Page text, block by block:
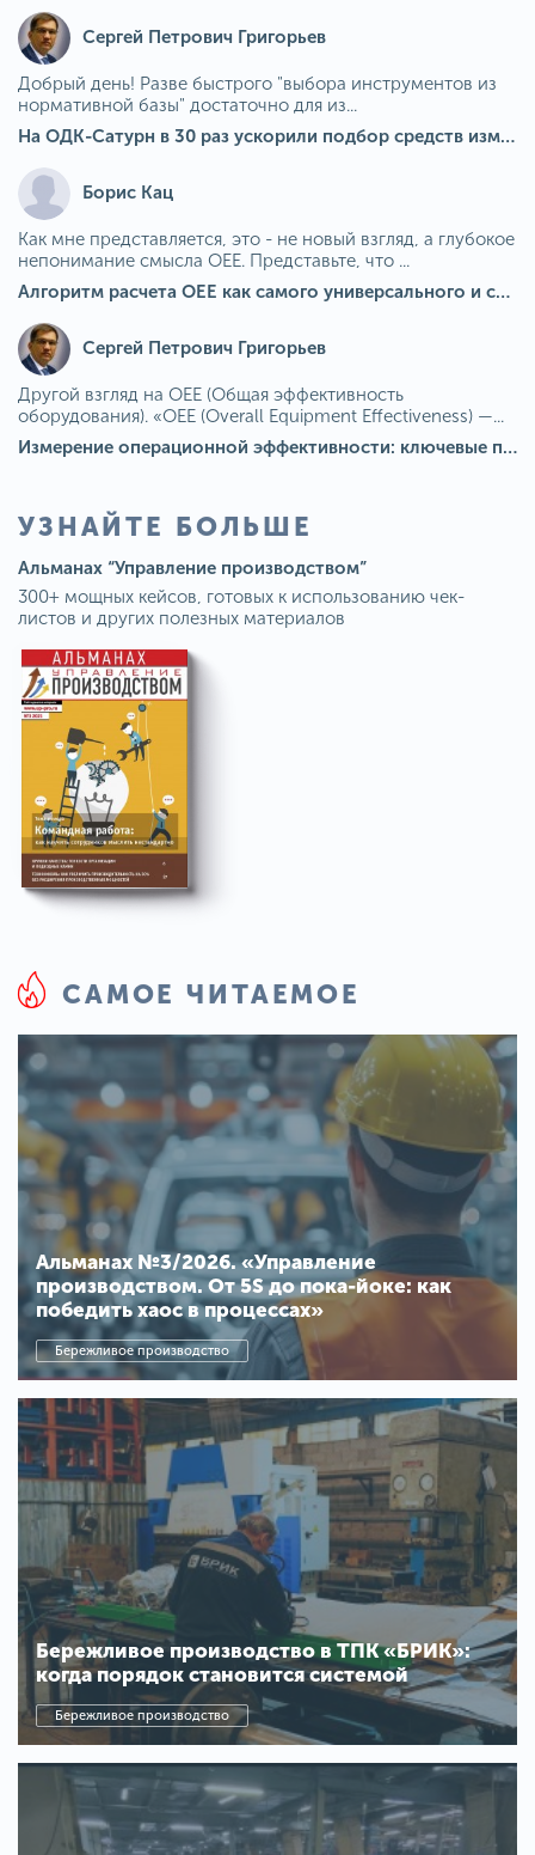
Сергей Петрович Григорьев
Добрый день! Разве быстрого "выбора инструментов из
нормативной базы" достаточно для из...
На ОДК-Сатурн в 30 раз ускорили подбор средств измерения для контроля качества продукции
Борис Кац
Как мне представляется, это - не новый взгляд, а глубокое
непонимание смысла OEE. Представьте, что ...
Алгоритм расчета ОЕЕ как самого универсального и современного показателя эффективности оборудования в мире
Сергей Петрович Григорьев
Другой взгляд на OEE (Общая эффективность
оборудования). «OEE (Overall Equipment Effectiveness) —...
Измерение операционной эффективности: ключевые показатели для непрерывного совершенствования
УЗНАЙТЕ БОЛЬШЕ
Альманах “Управление производством”
300+ мощных кейсов, готовых к использованию чек-
листов и других полезных материалов
САМОЕ ЧИТАЕМОЕ
Альманах №3/2026. «Управление
производством. От 5S до пока-йоке: как
победить хаос в процессах»
Бережливое производство
Бережливое производство в ТПК «БРИК»:
когда порядок становится системой
Бережливое производство